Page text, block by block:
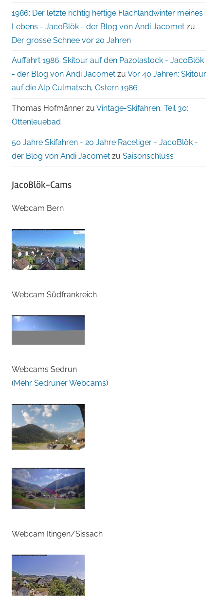
1986: Der letzte richtig heftige Flachlandwinter meines
Lebens - JacoBlök - der Blog von Andi Jacomet zu
Der grosse Schnee vor 20 Jahren
Auffahrt 1986: Skitour auf den Pazolastock - JacoBlök
- der Blog von Andi Jacomet zu Vor 40 Jahren: Skitour
auf die Alp Culmatsch, Ostern 1986
Thomas Hofmänner zu Vintage-Skifahren, Teil 30:
Ottenleuebad
50 Jahre Skifahren - 20 Jahre Racetiger - JacoBlök -
der Blog von Andi Jacomet zu Saisonschluss
JacoBlök-Cams
Webcam Bern
Webcam Südfrankreich
Webcams Sedrun
(Mehr Sedruner Webcams)
Webcam Itingen/Sissach